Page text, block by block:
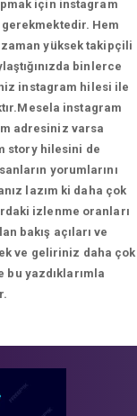
için instagram
Hem
yüksek takipçili
binlerce
instagram hilesi ile
instagram
adresiniz varsa
story hilesini de
yorumlarını
lazım ki daha çok
izlenme oranları
bakış açıları ve
ve geliriniz daha çok
bu yazdıklarımla